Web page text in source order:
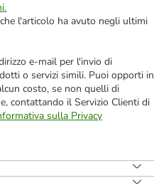
l'articolo ha avuto negli ultimi
e-mail per l'invio di
o servizi simili. Puoi opporti in
costo, se non quelli di
contattando il Servizio Clienti di
sulla Privacy